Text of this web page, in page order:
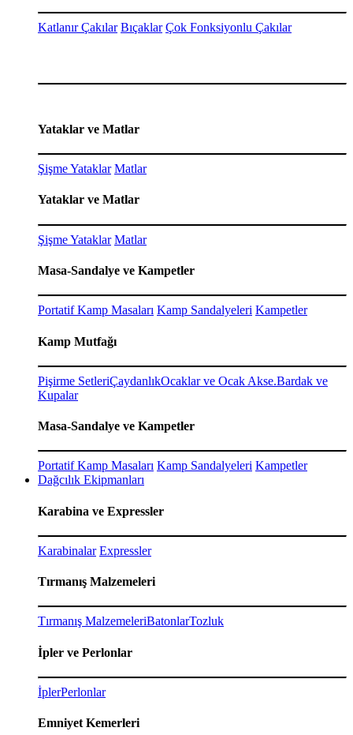
Katlanır Çakılar Bıçaklar Çok Fonksiyonlu Çakılar
Yataklar ve Matlar
Şişme Yataklar Matlar
Yataklar ve Matlar
Şişme Yataklar Matlar
Masa-Sandalye ve Kampetler
Portatif Kamp Masaları Kamp Sandalyeleri Kampetler
Kamp Mutfağı
Pişirme SetleriÇaydanlıkOcaklar ve Ocak Akse.Bardak ve
Kupalar
Masa-Sandalye ve Kampetler
Portatif Kamp Masaları Kamp Sandalyeleri Kampetler
Dağcılık Ekipmanları
Karabina ve Expressler
Karabinalar Expressler
Tırmanış Malzemeleri
Tırmanış MalzemeleriBatonlarTozluk
İpler ve Perlonlar
İplerPerlonlar
Emniyet Kemerleri